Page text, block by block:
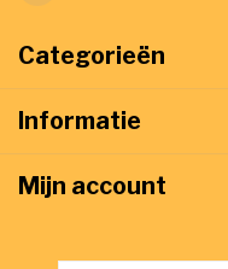
Categorieën
Informatie
Mijn account